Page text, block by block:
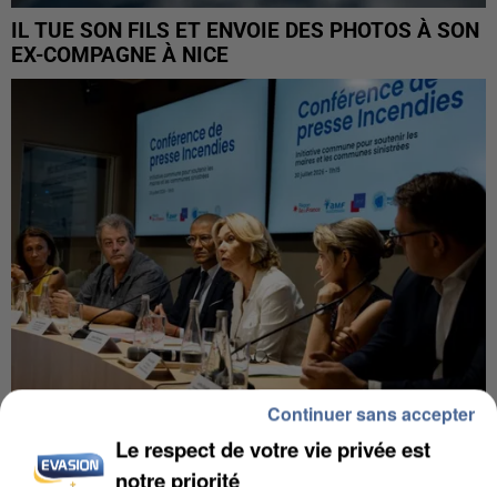
IL TUE SON FILS ET ENVOIE DES PHOTOS À SON
EX-COMPAGNE À NICE
INCENDIES : L’ÎLE-DE-FRANCE LANCE UN ÉLAN
Le respect de votre vie privée est
notre priorité
Continuer sans accepter